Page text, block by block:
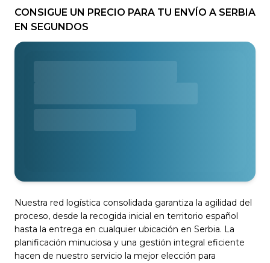
CONSIGUE UN PRECIO PARA TU ENVÍO A SERBIA
EN SEGUNDOS
Nuestra red logística consolidada garantiza la agilidad del
proceso, desde la recogida inicial en territorio español
hasta la entrega en cualquier ubicación en Serbia. La
planificación minuciosa y una gestión integral eficiente
hacen de nuestro servicio la mejor elección para